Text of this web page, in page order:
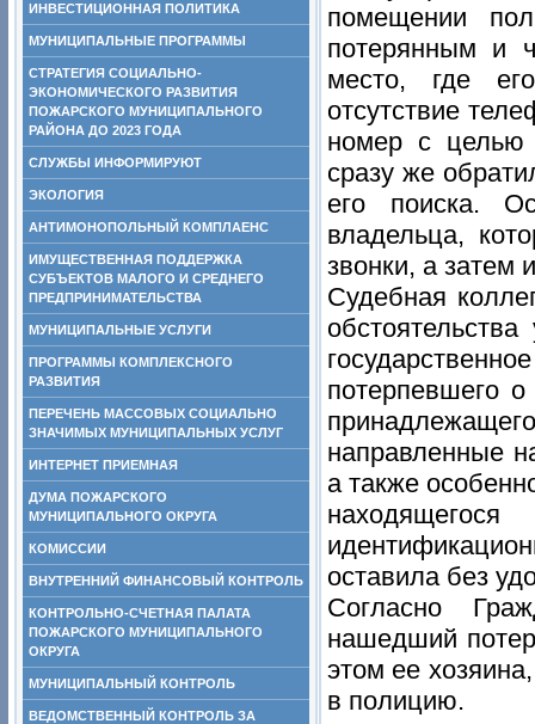
ИНВЕСТИЦИОННАЯ ПОЛИТИКА
МУНИЦИПАЛЬНЫЕ ПРОГРАММЫ
СТРАТЕГИЯ СОЦИАЛЬНО-
ЭКОНОМИЧЕСКОГО РАЗВИТИЯ
ПОЖАРСКОГО МУНИЦИПАЛЬНОГО
РАЙОНА ДО 2023 ГОДА
СЛУЖБЫ ИНФОРМИРУЮТ
ЭКОЛОГИЯ
АНТИМОНОПОЛЬНЫЙ КОМПЛАЕНС
ИМУЩЕСТВЕННАЯ ПОДДЕРЖКА
СУБЪЕКТОВ МАЛОГО И СРЕДНЕГО
ПРЕДПРИНИМАТЕЛЬСТВА
МУНИЦИПАЛЬНЫЕ УСЛУГИ
ПРОГРАММЫ КОМПЛЕКСНОГО
РАЗВИТИЯ
ПЕРЕЧЕНЬ МАССОВЫХ СОЦИАЛЬНО
ЗНАЧИМЫХ МУНИЦИПАЛЬНЫХ УСЛУГ
ИНТЕРНЕТ ПРИЕМНАЯ
ДУМА ПОЖАРСКОГО
МУНИЦИПАЛЬНОГО ОКРУГА
КОМИССИИ
ВНУТРЕННИЙ ФИНАНСОВЫЙ КОНТРОЛЬ
КОНТРОЛЬНО-СЧЕТНАЯ ПАЛАТА
ПОЖАРСКОГО МУНИЦИПАЛЬНОГО
ОКРУГА
МУНИЦИПАЛЬНЫЙ КОНТРОЛЬ
ВЕДОМСТВЕННЫЙ КОНТРОЛЬ ЗА
помещении
потерянным и
место, где
отсутствие
номер с целью
сразу же
его поиска.
владельца,
звонки, а затем
Судебная
потерпевшего
направленные
а также
оставила без
Согласно
нашедший
этом ее
в полицию.